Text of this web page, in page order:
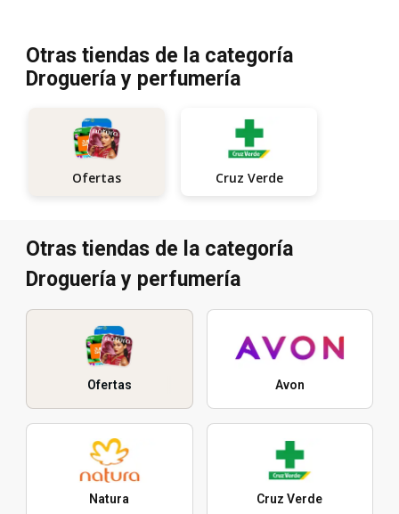
Otras tiendas de la categoría
Droguería y perfumería
Ofertas Cruz Verde
Otras tiendas de la categoría
Droguería y perfumería
Ofertas Avon
Natura Cruz Verde